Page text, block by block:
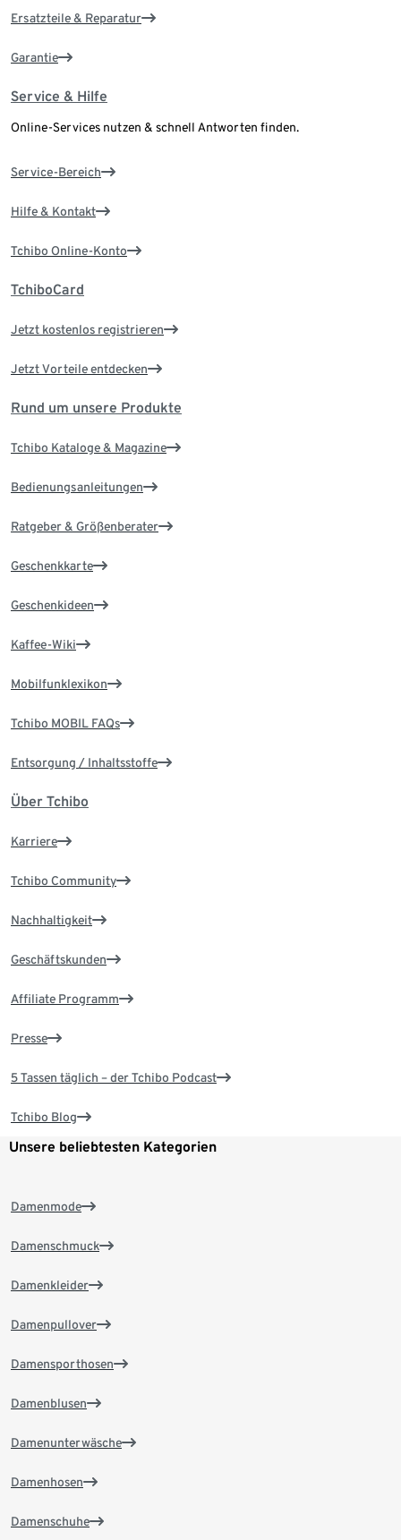
Ersatzteile & Reparatur
Garantie
Service & Hilfe
Online-Services nutzen & schnell Antworten finden.
Service-Bereich
Hilfe & Kontakt
Tchibo Online-Konto
TchiboCard
Jetzt kostenlos registrieren
Jetzt Vorteile entdecken
Rund um unsere Produkte
Tchibo Kataloge & Magazine
Bedienungsanleitungen
Ratgeber & Größenberater
Geschenkkarte
Geschenkideen
Kaffee-Wiki
Mobilfunklexikon
Tchibo MOBIL FAQs
Entsorgung / Inhaltsstoffe
Über Tchibo
Karriere
Tchibo Community
Nachhaltigkeit
Geschäftskunden
Affiliate Programm
Presse
5 Tassen täglich – der Tchibo Podcast
Tchibo Blog
Unsere beliebtesten Kategorien
Damenmode
Damenschmuck
Damenkleider
Damenpullover
Damensporthosen
Damenblusen
Damenunterwäsche
Damenhosen
Damenschuhe